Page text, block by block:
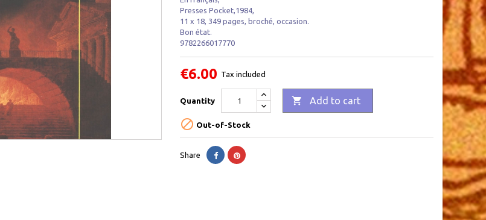
Presses Pocket,1984,
11 x 18, 349 pages, broché, occasion.
Bon état.
9782266017770
€6.00 Tax included
Quantity  Add to cart
 Out-of-Stock
Share